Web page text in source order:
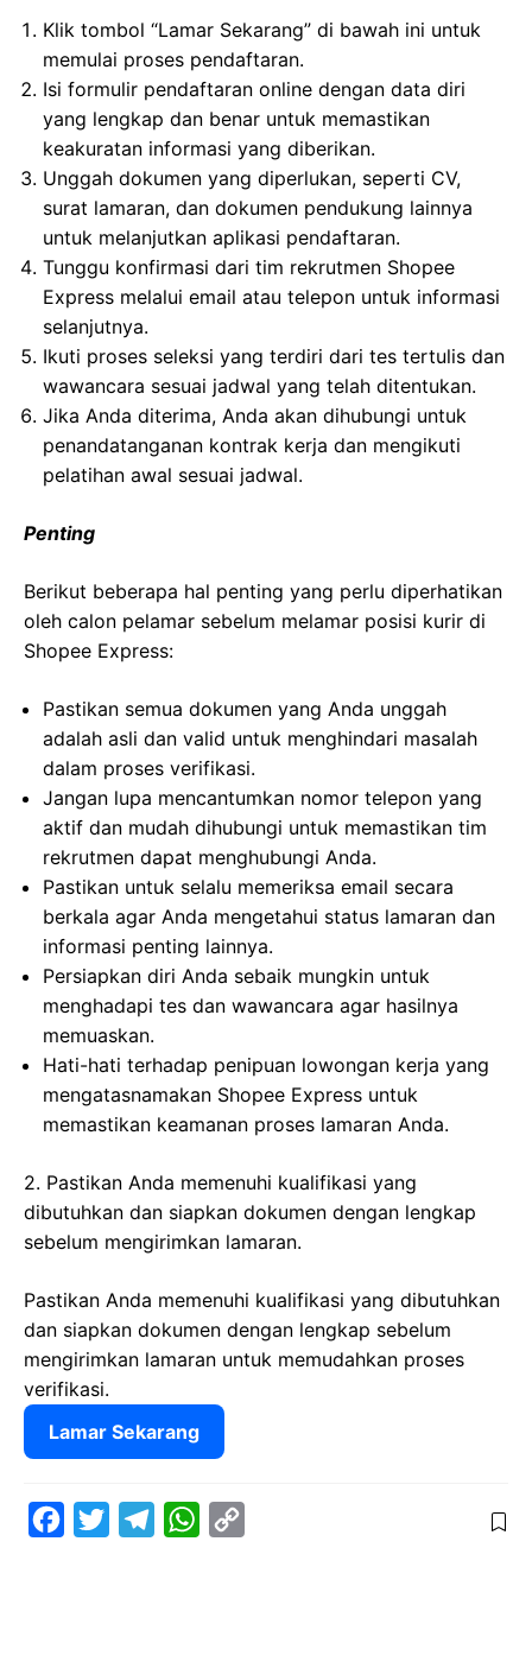
Klik tombol “Lamar Sekarang” di bawah ini untuk
memulai proses pendaftaran.
Isi formulir pendaftaran online dengan data diri
yang lengkap dan benar untuk memastikan
keakuratan informasi yang diberikan.
Unggah dokumen yang diperlukan, seperti CV,
surat lamaran, dan dokumen pendukung lainnya
untuk melanjutkan aplikasi pendaftaran.
Tunggu konfirmasi dari tim rekrutmen Shopee
Express melalui email atau telepon untuk informasi
selanjutnya.
Ikuti proses seleksi yang terdiri dari tes tertulis dan
wawancara sesuai jadwal yang telah ditentukan.
Jika Anda diterima, Anda akan dihubungi untuk
penandatanganan kontrak kerja dan mengikuti
pelatihan awal sesuai jadwal.
Penting
Berikut beberapa hal penting yang perlu diperhatikan
oleh calon pelamar sebelum melamar posisi kurir di
Shopee Express:
Pastikan semua dokumen yang Anda unggah
adalah asli dan valid untuk menghindari masalah
dalam proses verifikasi.
Jangan lupa mencantumkan nomor telepon yang
aktif dan mudah dihubungi untuk memastikan tim
rekrutmen dapat menghubungi Anda.
Pastikan untuk selalu memeriksa email secara
berkala agar Anda mengetahui status lamaran dan
informasi penting lainnya.
Persiapkan diri Anda sebaik mungkin untuk
menghadapi tes dan wawancara agar hasilnya
memuaskan.
Hati-hati terhadap penipuan lowongan kerja yang
mengatasnamakan Shopee Express untuk
memastikan keamanan proses lamaran Anda.
2. Pastikan Anda memenuhi kualifikasi yang
dibutuhkan dan siapkan dokumen dengan lengkap
sebelum mengirimkan lamaran.
Pastikan Anda memenuhi kualifikasi yang dibutuhkan
dan siapkan dokumen dengan lengkap sebelum
mengirimkan lamaran untuk memudahkan proses
verifikasi.
Lamar Sekarang
W